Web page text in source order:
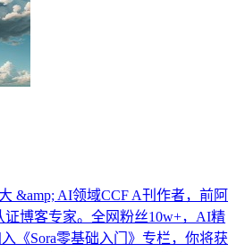
&amp; AI领域CCF A刊作者，前阿
证博客专家。全网粉丝10w+，AI精
《Sora零基础入门》专栏，你将获